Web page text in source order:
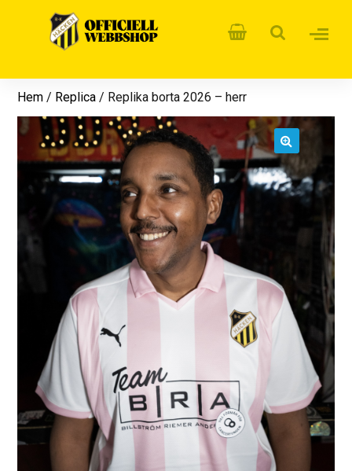
Hem / Replica / Replika borta 2026 – herr
🔍